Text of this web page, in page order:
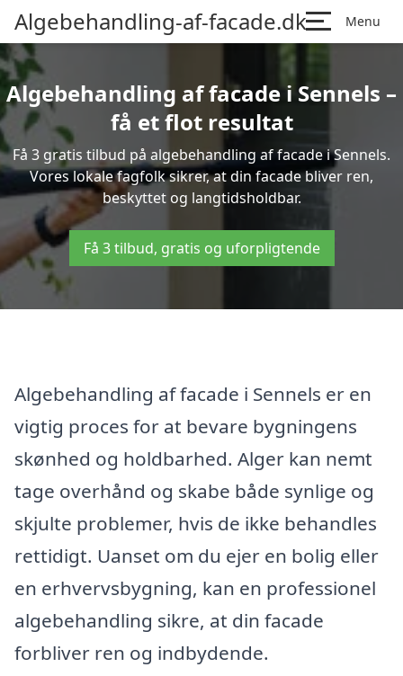
Algebehandling-af-facade.dk Menu
Algebehandling af facade i Sennels –
få et flot resultat
Få 3 gratis tilbud på algebehandling af facade i Sennels.
Vores lokale fagfolk sikrer, at din facade bliver ren,
beskyttet og langtidsholdbar.
Få 3 tilbud, gratis og uforpligtende
Algebehandling af facade i Sennels er en
vigtig proces for at bevare bygningens
skønhed og holdbarhed. Alger kan nemt
tage overhånd og skabe både synlige og
skjulte problemer, hvis de ikke behandles
rettidigt. Uanset om du ejer en bolig eller
en erhvervsbygning, kan en professionel
algebehandling sikre, at din facade
forbliver ren og indbydende.